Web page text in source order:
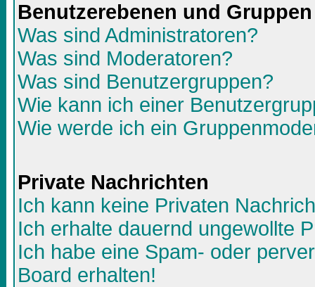
Benutzerebenen und Gruppen
Was sind Administratoren?
Was sind Moderatoren?
Was sind Benutzergruppen?
Wie kann ich einer
Wie werde ich ein
Private Nachrichten
Ich kann keine Privaten
Ich erhalte dauernd ungewollte
Ich habe eine Spam- oder
Board erhalten!